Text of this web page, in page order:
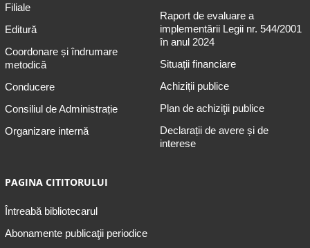
Filiale
Editură
Coordonare și îndrumare
metodică
Conducere
Consiliul de Administrație
Organizare internă
Raport de evaluare a
implementării Legii nr. 544/2001
în anul 2024
Situații financiare
Achiziții publice
Plan de achiziţii publice
Declarații de avere și de
interese
PAGINA CITITORULUI
Întreabă bibliotecarul
Abonamente publicaţii periodice